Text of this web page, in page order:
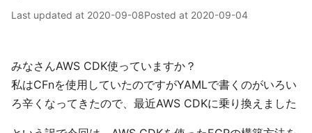
Last updated at 2020-09-08Posted at 2020-09-04
みなさんAWS CDK使っていますか？
私はCFnを使用していたのですがYAMLで書くのがいろい
ろ辛くなってきたので、最近AWS CDKに乗り換えました